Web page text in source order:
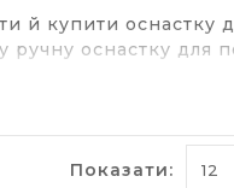
й купити оснастку
ручну оснастку для
Показати: